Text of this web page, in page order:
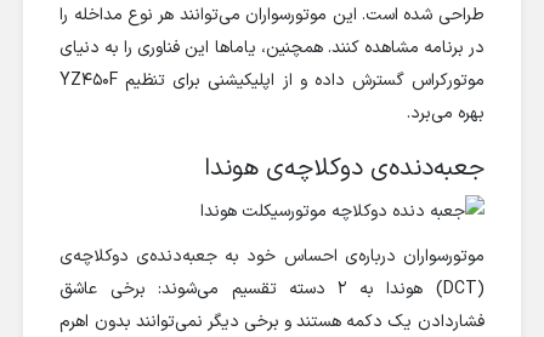
طراحی شده است. این موتورسواران می‌توانند هر نوع مداخله‌ را
در برنامه مشاهده کنند. همچنین، یاماها این فناوری را به دنیای
موتورکراس گسترش داده و از اپلیکیشنی برای تنظیم YZ450F
بهره می‌برد.
جعبه‌دنده‌ی دوکلاچه‌ی هوندا
موتورسواران درباره‌ی احساس خود به جعبه‌دنده‌ی دوکلاچه‌ی
(DCT) هوندا به ۲ دسته تقسیم می‌شوند: برخی عاشق
فشاردادن یک دکمه هستند و برخی دیگر نمی‌توانند بدون اهرم